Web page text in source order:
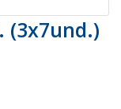
(3x7und.)